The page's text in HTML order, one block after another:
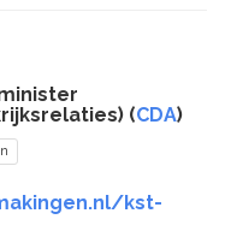
(CDA)
kst-